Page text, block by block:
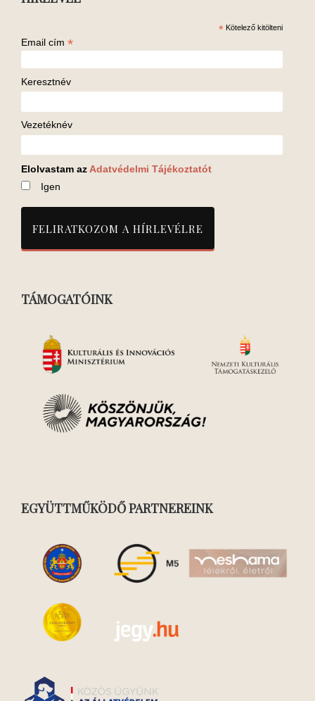
* Kötelező kitölteni
Email cím *
Keresztnév
Vezetéknév
Elolvastam az Adatvédelmi Tájékoztatót
Igen
TÁMOGATÓINK
EGYÜTTMŰKÖDŐ PARTNEREINK